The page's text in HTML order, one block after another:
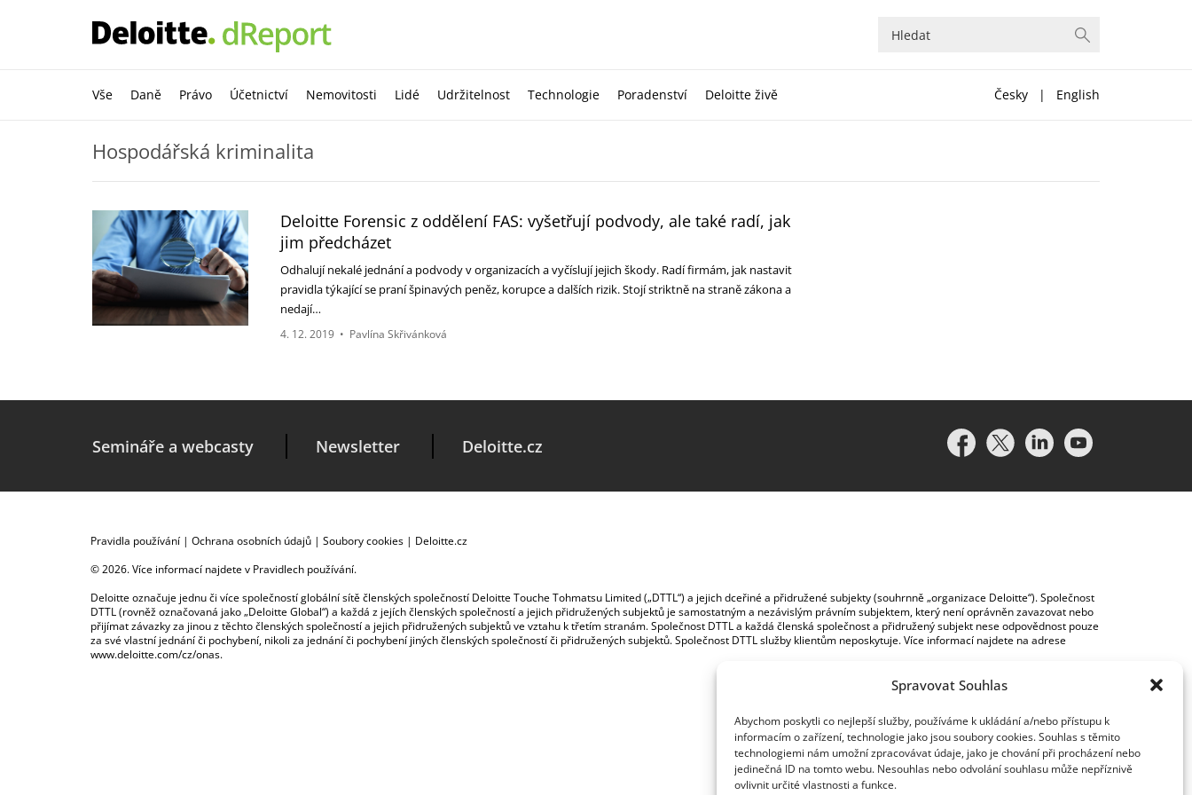
Spravovat Souhlas
Abychom poskytli co nejlepší služby, používáme k ukládání a/nebo přístupu k
informacím o zařízení, technologie jako jsou soubory cookies. Souhlas s těmito
technologiemi nám umožní zpracovávat údaje, jako je chování při procházení nebo
jedinečná ID na tomto webu. Nesouhlas nebo odvolání souhlasu může nepříznivě
ovlivnit určité vlastnosti a funkce.
Vše Daně Právo Účetnictví Nemovitosti Lidé Udržitelnost Technologie Poradenství Deloitte živě Česky | English
Hospodářská kriminalita
Deloitte Forensic z oddělení FAS: vyšetřují podvody, ale také radí, jak
jim předcházet
Odhalují nekalé jednání a podvody v organizacích a vyčíslují jejich škody. Radí firmám, jak nastavit
pravidla týkající se praní špinavých peněz, korupce a dalších rizik. Stojí striktně na straně zákona a
nedají…
4. 12. 2019 • Pavlína Skřivánková
Semináře a webcasty Newsletter Deloitte.cz
Pravidla používání | Ochrana osobních údajů | Soubory cookies | Deloitte.cz
© 2026. Více informací najdete v Pravidlech používání.
Deloitte označuje jednu či více společností globální sítě členských společností Deloitte Touche Tohmatsu Limited („DTTL“) a jejich dceřiné a přidružené subjekty (souhrnně „organizace Deloitte“). Společnost
DTTL (rovněž označovaná jako „Deloitte Global“) a každá z jejích členských společností a jejich přidružených subjektů je samostatným a nezávislým právním subjektem, který není oprávněn zavazovat nebo
přijímat závazky za jinou z těchto členských společností a jejich přidružených subjektů ve vztahu k třetím stranám. Společnost DTTL a každá členská společnost a přidružený subjekt nese odpovědnost pouze
za své vlastní jednání či pochybení, nikoli za jednání či pochybení jiných členských společností či přidružených subjektů. Společnost DTTL služby klientům neposkytuje. Více informací najdete na adrese
www.deloitte.com/cz/onas.